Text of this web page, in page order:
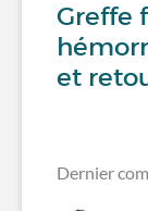
Greffe
et
Dernier